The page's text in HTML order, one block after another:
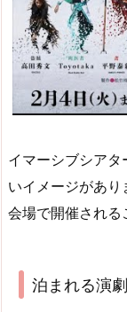
イマーシブシア
いイメージがあ
会場で開催される
泊まれる演劇